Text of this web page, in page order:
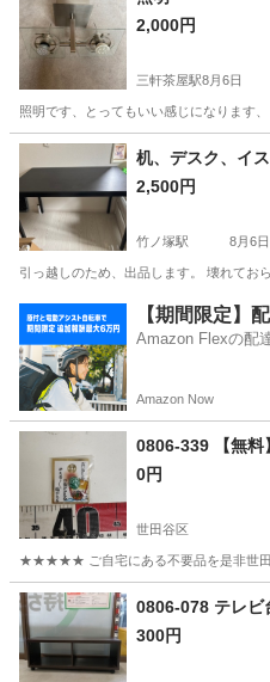
2,000円
三軒茶屋駅8月6日
照明です、とってもいい感じになります
東京 世田谷区 三軒茶屋駅
机、デスク、イス
2,500円
竹ノ塚駅 8月6日
引っ越しのため、出品します。 壊れてお
竹ノ塚駅 テー
【期間限定】
Amazon Flexの配
Amazon Now
0806-339 【無料
0円
世田谷区
★★★★★ ご自宅にある不要品を是非世田
東京 世田谷区 インテリア雑貨/小
0806-078 テレビ
300円